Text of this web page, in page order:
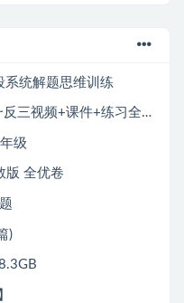
系统解题思维训练
小学数学 1-6年级小学奥数 举一反三视频+课件+练习全套教程
级
版 全优卷
)